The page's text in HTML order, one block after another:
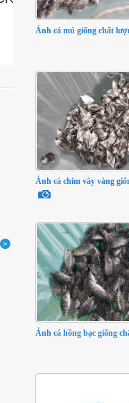
>
Ảnh cá mú giống chất
Ảnh cá chim vây vàng
Ảnh cá hồng bạc giống